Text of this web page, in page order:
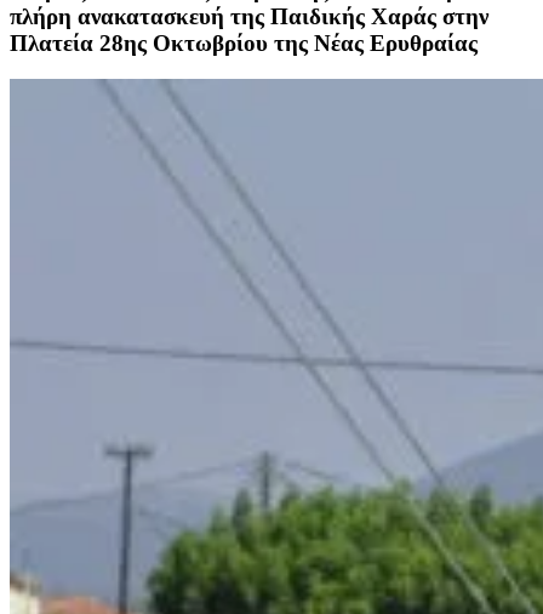
πλήρη ανακατασκευή της Παιδικής Χαράς στην
Πλατεία 28ης Οκτωβρίου της Νέας Ερυθραίας